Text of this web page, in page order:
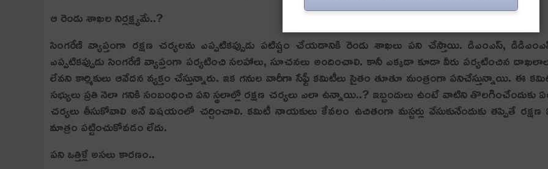
ఆ రెండు శాఖ‌ల‌ నిర్లక్ష్యమే..?
సింగరేణి వ్యాప్తంగా రక్షణ చర్యలను ఎప్పటికప్పుడు పటిష్టం చేయడానికి రెండు శాఖలు ప‌ని చేస్తాయి. డిఎంఎస్,
ఎప్ప‌టిక‌ప్పుడు సింగ‌రేణి వ్యాప్తంగా ప‌ర్య‌టించి స‌ల‌హాలు, సూచ‌నలు అందించాలి. కానీ ఎక్క‌డా కూడా వీరు ప‌ర్య‌టించిన
లేవ‌ని కార్మికులు ఆవేద‌న వ్య‌క్తం చేస్తున్నారు. ఇక గ‌నుల వారీగా సేఫ్టీ క‌మిటీలు సైతం తూతూ మంత్రంగా ప‌నిచేస్తున్నాయి. ఈ
స‌భ్యులు ప్ర‌తి నెలా గ‌నికి సంబంధించి ప‌ని స్థ‌లాల్లో ర‌క్ష‌ణ చ‌ర్య‌లు ఎలా ఉన్నాయి..? ఇబ్బందులు ఉంటే వాటిని తొల‌గించేందుకు
చ‌ర్య‌లు తీసుకోవాలి అనే విష‌యంలో చ‌ర్చించాలి. క‌మిటీ నాయ‌కులు కేవ‌లం ఉచితంగా మ‌స్ట‌ర్లు వేసుకునేందుకు త‌ప్పితే ర‌క్ష‌ణ
మాత్రం ప‌ట్టించుకోవ‌డం లేదు.
ప‌ని ఒత్తిళ్లే అస‌లు కార‌ణం..